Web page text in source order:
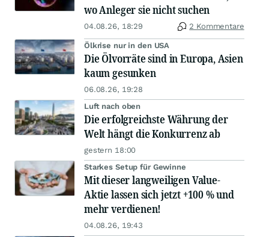
wo Anleger sie nicht suchen
04.08.26, 18:29 2 Kommentare
Ölkrise nur in den USA
Die Ölvorräte sind in Europa, Asien
kaum gesunken
06.08.26, 19:28
Luft nach oben
Die erfolgreichste Währung der
Welt hängt die Konkurrenz ab
gestern 18:00
Starkes Setup für Gewinne
Mit dieser langweiligen Value-
Aktie lassen sich jetzt +100 % und
mehr verdienen!
04.08.26, 19:43